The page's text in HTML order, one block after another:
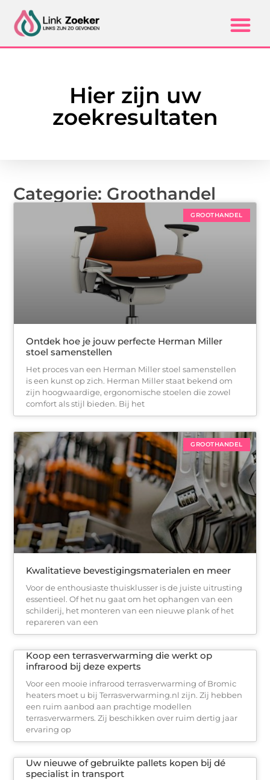
Hier zijn uw
zoekresultaten
Categorie: Groothandel
GROOTHANDEL
Ontdek hoe je jouw perfecte Herman Miller
stoel samenstellen
Het proces van een Herman Miller stoel samenstellen
is een kunst op zich. Herman Miller staat bekend om
zijn hoogwaardige, ergonomische stoelen die zowel
comfort als stijl bieden. Bij het
GROOTHANDEL
Kwalitatieve bevestigingsmaterialen en meer
Voor de enthousiaste thuisklusser is de juiste uitrusting
essentieel. Of het nu gaat om het ophangen van een
schilderij, het monteren van een nieuwe plank of het
repareren van een
Koop een terrasverwarming die werkt op
infrarood bij deze experts
Voor een mooie infrarood terrasverwarming of Bromic
heaters moet u bij Terrasverwarming.nl zijn. Zij hebben
een ruim aanbod aan prachtige modellen
terrasverwarmers. Zij beschikken over ruim dertig jaar
ervaring op
Uw nieuwe of gebruikte pallets kopen bij dé
specialist in transport